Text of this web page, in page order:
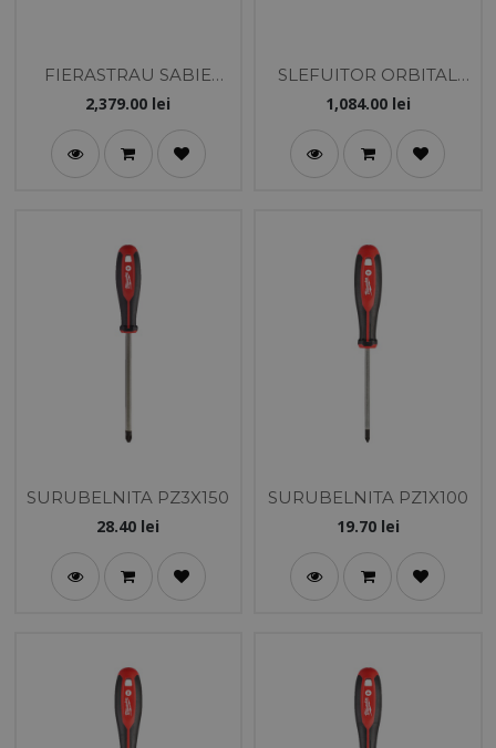
FIERASTRAU SABIE
M18BSX-402C
2,379.00 lei
SLEFUITOR ORBITAL
M12FSDR75-0B 75MM
1,084.00lei
SURUBELNITA PZ3X150
28.40 lei
SURUBELNITA PZ1X100
19.70lei